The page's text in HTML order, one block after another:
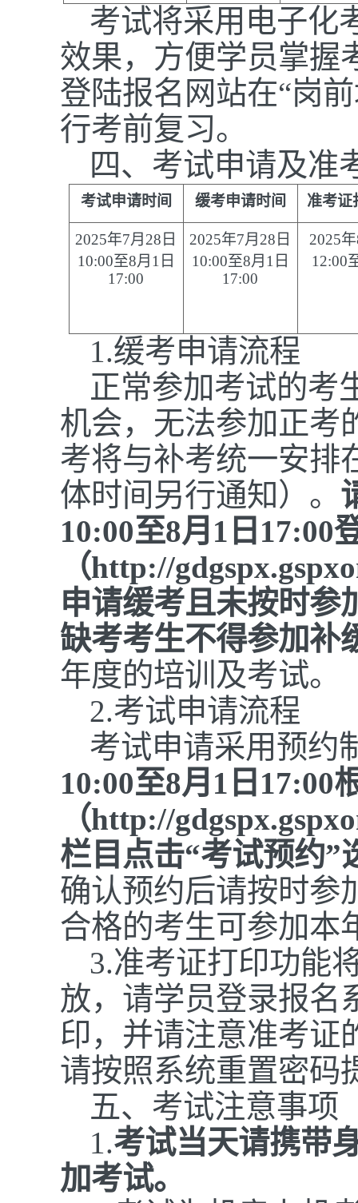
考试将采用电子化
效果，方便学员掌握
登陆报名网站在“岗
行考前复习。
四、考试申请及准
考试申请时间 缓考申请时间 准考证
2025年7月28 日
10:00至8月 1 日
1 7:00
2025年7月28 日
10:00至8月 1 日
1 7:00
2025年
1 2:00
1.缓考申请流程
正常参加考试的考
机会，无法参加正考
考将与补考统一安排
体时间另行通知）。
10:00至8月 1 日 17:00
（http://
申请缓考且未按时参
缺考考生不得参加补
年度的培训及考试。
2.考试申请流程
考试申请采用预约
10:00至8月 1 日 17:00
（http://
栏目点击“考试预约”
确认预约后请按时参
合格的考生可参加本
3.准考证打印功能
放，请学员登录报名
印，并请注意准考证
请按照系统重置密码
五、考试注意事项
1.考试当天请携带
加考试。